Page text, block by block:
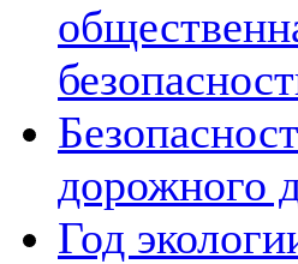
дорожного
Год